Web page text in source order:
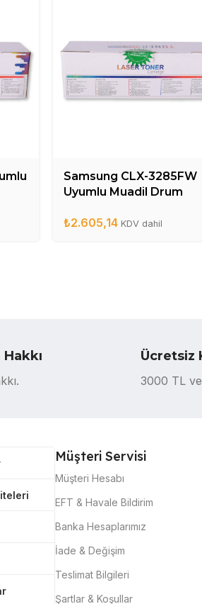
Samsung CLX-3285FW
Uyumlu Muadil Drum
₺2.605,14 KDV dahil
Ücretsiz
3000 TL
Müşteri Servisi
Müşteri Hesabı
EFT & Havale Bildirim
Banka Hesaplarımız
İade & Değişim
Teslimat Bilgileri
Şartlar & Koşullar